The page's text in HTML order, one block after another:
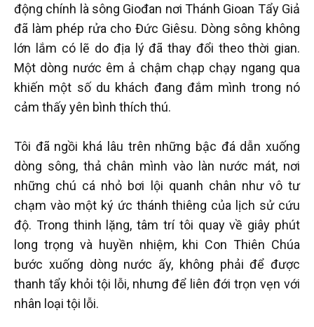
động chính là sông Giođan nơi Thánh Gioan Tẩy Giả
đã làm phép rửa cho Đức Giêsu. Dòng sông không
lớn lắm có lẽ do địa lý đã thay đổi theo thời gian.
Một dòng nước êm ả chậm chạp chạy ngang qua
khiến một số du khách đang đắm mình trong nó
cảm thấy yên bình thích thú.
Tôi đã ngồi khá lâu trên những bậc đá dẫn xuống
dòng sông, thả chân mình vào làn nước mát, nơi
những chú cá nhỏ bơi lội quanh chân như vô tư
chạm vào một ký ức thánh thiêng của lịch sử cứu
độ. Trong thinh lặng, tâm trí tôi quay về giây phút
long trọng và huyền nhiệm, khi Con Thiên Chúa
bước xuống dòng nước ấy, không phải để được
thanh tẩy khỏi tội lỗi, nhưng để liên đới trọn vẹn với
nhân loại tội lỗi.